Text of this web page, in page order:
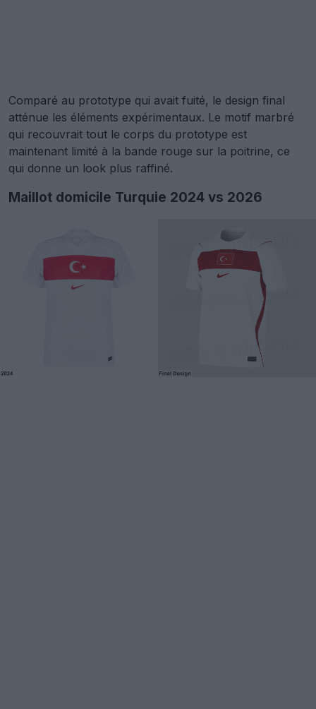
Comparé au prototype qui avait fuité, le design final
atténue les éléments expérimentaux. Le motif marbré
qui recouvrait tout le corps du prototype est
maintenant limité à la bande rouge sur la poitrine, ce
qui donne un look plus raffiné.
Maillot domicile Turquie 2024 vs 2026